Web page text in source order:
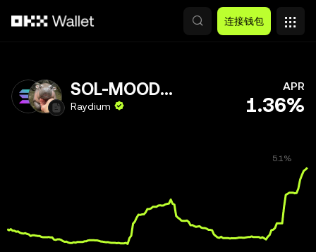
连接钱包
SOL-MOODENG
Raydium
APR
1.36%